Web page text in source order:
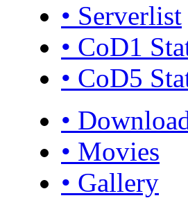
• Serverlist
• CoD1
• CoD5
•
• Movies
• Gallery